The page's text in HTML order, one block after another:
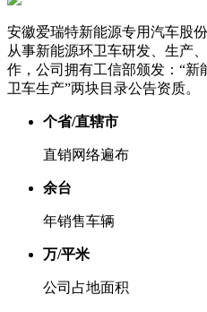
安徽爱瑞特新能源专用汽车股
从事新能源环卫车研发、生产
作，公司拥有工信部颁发：“新
卫车生产”两块目录公告资质。
个省/直辖市
直销网络遍布
余台
年销售车辆
万/平米
公司占地面积